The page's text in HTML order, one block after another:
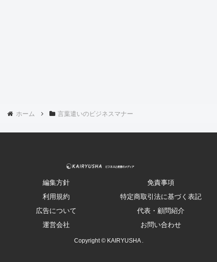
ホーム 言葉遣いのビジネスマナー
編集方針
免責事項
利用規約
特定商取引法に基づく表記
広告について
代表・顧問紹介
運営会社
お問い合わせ
Copyright © KAIRYUSHA .